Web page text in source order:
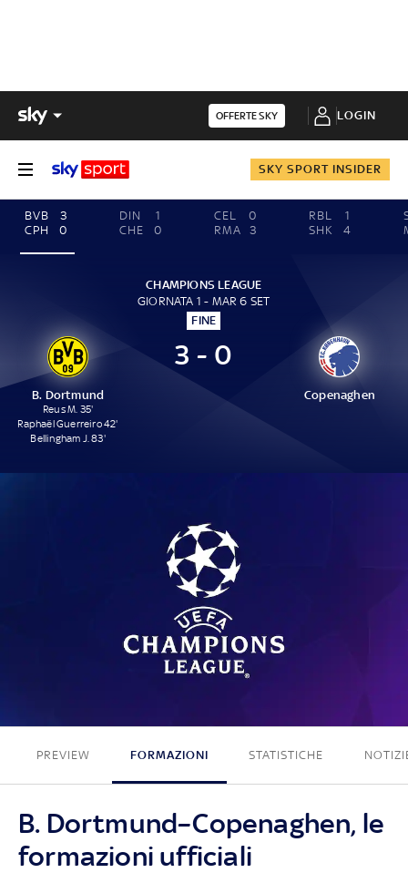
OFFERTE SKY LOGIN
SKY SPORT INSIDER
BVB
3
CPH
0
DIN
1
CHE
0
CEL
0
RMA
3
RBL
1
SHK
4
CHAMPIONS LEAGUE
GIORNATA 1 - MAR 6 SET
FINE
B. Dortmund
Reus M. 35'
Raphaël Guerreiro 42'
Bellingham J. 83'
3 - 0
Copenaghen
PREVIEW FORMAZIONI STATISTICHE
B. Dortmund–Copenaghen, le
formazioni ufficiali